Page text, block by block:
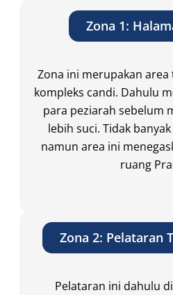
Zona 1:
Zona ini merupakan
kompleks candi. Dahulu
para peziarah sebelum
lebih suci. Tidak
namun area ini
ruang
Zona 2: Pelataran
Pelataran ini dahulu